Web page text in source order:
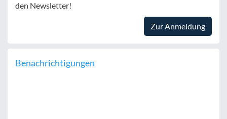
den Newsletter!
Zur Anmeldung
Benachrichtigungen